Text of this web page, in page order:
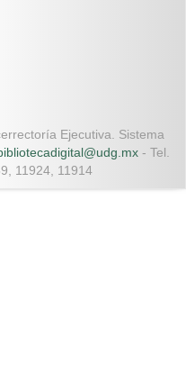
Ejecutiva. Sistema
- Tel.
11924, 11914